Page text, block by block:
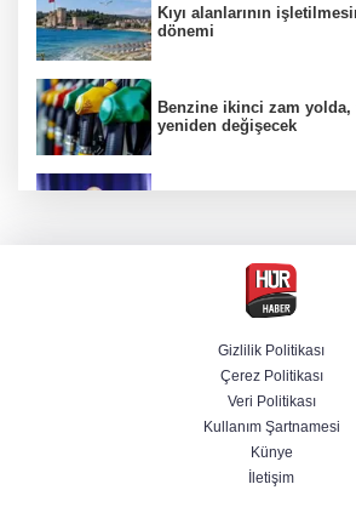
Kıyı alanlarının
dönemi
Benzine ikinci zam yolda,
yeniden değişecek
Başsavcılıktan Muzaffer
gözaltı talimatı
Bakan Uraloğlu açıkladı:
havayolu trafiğinde yeni
Cansever’den acı haber!
Gizlilik Politikası
Çerez Politikası
Veri Politikası
Kullanım Şartnamesi
Künye
İletişim